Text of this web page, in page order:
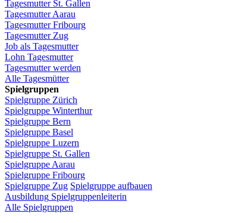
TagesmutterSt. Gallen
Tagesmutter Aarau
Tagesmutter Fribourg
Tagesmutter Zug
Job als Tagesmutter
Lohn Tagesmutter
Tagesmutter werden
Alle Tagesmütter
Spielgruppen
Spielgruppe Zürich
Spielgruppe Winterthur
Spielgruppe Bern
Spielgruppe Basel
Spielgruppe Luzern
Spielgruppe St. Gallen
Spielgruppe Aarau
Spielgruppe Fribourg
Spielgruppe Zug Spielgruppe aufbauen
Ausbildung Spielgruppenleiterin
Alle Spielgruppen